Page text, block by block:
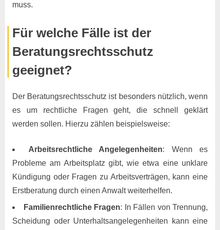
muss.
Für welche Fälle ist der
Beratungsrechtsschutz
geeignet?
Der Beratungsrechtsschutz ist besonders nützlich, wenn
es um rechtliche Fragen geht, die schnell geklärt
werden sollen. Hierzu zählen beispielsweise:
Arbeitsrechtliche Angelegenheiten: Wenn es
Probleme am Arbeitsplatz gibt, wie etwa eine unklare
Kündigung oder Fragen zu Arbeitsverträgen, kann eine
Erstberatung durch einen Anwalt weiterhelfen.
Familienrechtliche Fragen: In Fällen von Trennung,
Scheidung oder Unterhaltsangelegenheiten kann eine